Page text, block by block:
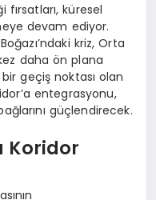
fırsatları, küresel
devam ediyor.
kriz, Orta
daha ön plana
geçiş noktası olan
entegrasyonu,
güçlendirecek.
Koridor